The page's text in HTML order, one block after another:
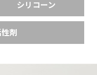
シリコーン
剤